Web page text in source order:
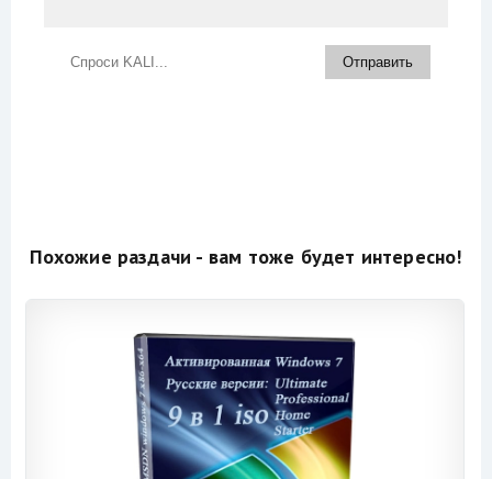
Похожие раздачи - вам тоже будет интересно!